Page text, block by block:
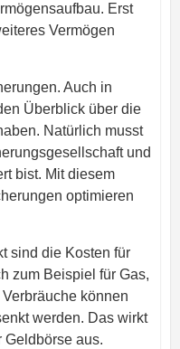
Erst
Vermögen
Auch in
Überblick über die
Natürlich musst
und
bist. Mit diesem
optimieren
sind die Kosten für
zum Beispiel für Gas,
können
werden. Das wirkt
aus.